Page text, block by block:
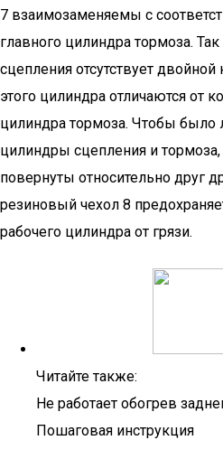
7 взаимозаменяемы с
главного цилиндра тормоза.
сцепления отсутствует
этого цилиндра отличаются от
цилиндра тормоза. Чтобы было
цилиндры сцепления и
повернуты относительно друг
резиновый чехол 8
рабочего цилиндра от грязи.
Читайте также:
Не работает обогрев
Пошаговая инструкция